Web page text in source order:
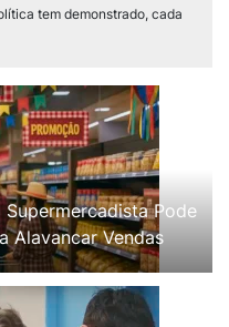
tem demonstrado, cada
Pode
Alavancar Vendas